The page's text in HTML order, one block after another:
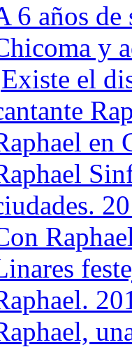
6 años
y
el
en